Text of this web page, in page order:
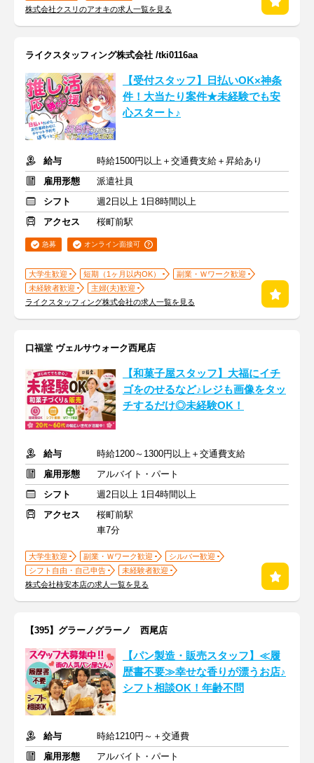
株式会社クスリのアオキの求人一覧を見る
ライクスタッフィング株式会社 /tki0116aa
【受付スタッフ】日払いOK×神条
件！大当たり案件★未経験でも安
心スタート♪
給与
時給1500円以上＋交通費支給＋昇給あり
雇用形態
派遣社員
シフト
週2日以上 1日8時間以上
アクセス
桜町前駅
急募 オンライン面接可
大学生歓迎 短期（1ヶ月以内OK）
副業・Ｗワーク歓迎
未経験者歓迎
主婦(夫)歓迎
ライクスタッフィング株式会社の求人一覧を見る
口福堂 ヴェルサウォーク西尾店
【和菓子屋スタッフ】大福にイチ
ゴをのせるなど♪レジも画像をタッ
チするだけ◎未経験OK！
給与
時給1200～1300円以上＋交通費支給
雇用形態
アルバイト・パート
シフト
週2日以上 1日4時間以上
アクセス
桜町前駅
車7分
大学生歓迎 副業・Ｗワーク歓迎
シルバー歓迎
シフト自由・自己申告
未経験者歓迎
株式会社柿安本店の求人一覧を見る
【395】グラーノグラーノ 西尾店
【パン製造・販売スタッフ】≪履
歴書不要≫幸せな香りが漂うお店♪
シフト相談OK！年齢不問
給与
時給1210円～＋交通費
雇用形態
アルバイト・パート